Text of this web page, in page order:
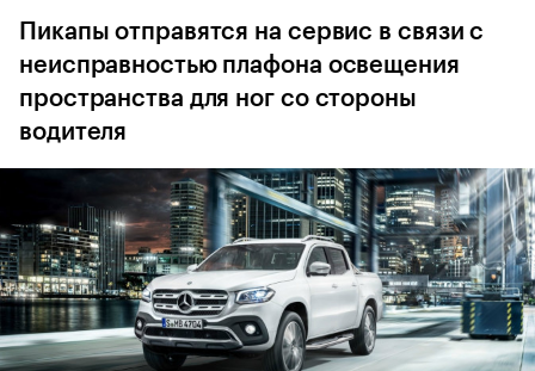
Пикапы отправятся на сервис в связи с
неисправностью плафона освещения
пространства для ног со стороны
водителя